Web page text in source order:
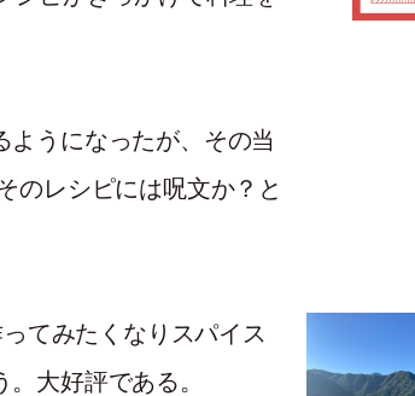
うになったが、その当
のレシピには呪文か？と
てみたくなりスパイス
大好評である。